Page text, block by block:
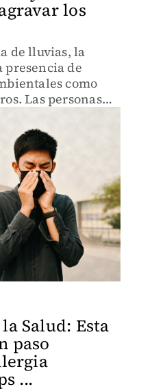
los
de lluvias, la
presencia de
como
Las personas
a una valoración
Salud: Esta
paso
...